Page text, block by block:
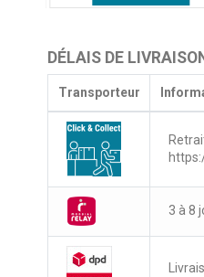
DÉLAIS DE
Transporteur
3 à 8